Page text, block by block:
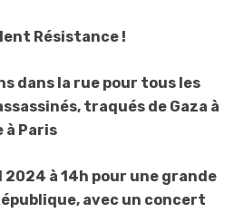
Résistance !
dans la rue pour tous les
traqués de Gaza à
à Paris
2024 à 14h pour une grande
avec un concert